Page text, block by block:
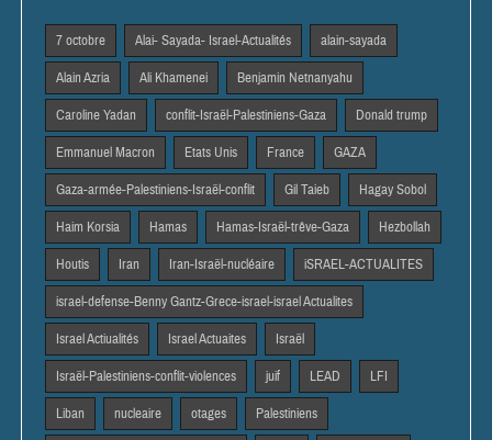
7 octobre Alai- Sayada- Israel-Actualités alain-sayada
Alain Azria Ali Khamenei Benjamin Netnanyahu
Caroline Yadan conflit-Israël-Palestiniens-Gaza Donald trump
Emmanuel Macron Etats Unis France GAZA
Gaza-armée-Palestiniens-Israël-conflit Gil Taieb Hagay Sobol
Haim Korsia Hamas Hamas-Israël-trêve-Gaza Hezbollah
Houtis Iran Iran-Israël-nucléaire iSRAEL-ACTUALITES
israel-defense-Benny Gantz-Grece-israel-israel Actualites
Israel Actiualités Israel Actuaites Israël
Israël-Palestiniens-conflit-violences juif LEAD LFI
Liban nucleaire otages Palestiniens